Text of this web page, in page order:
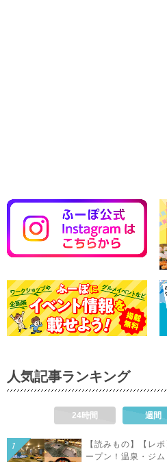
人気記事ランキング
24時間 週間
【読みもの】【レ
ープン！温泉・ジ